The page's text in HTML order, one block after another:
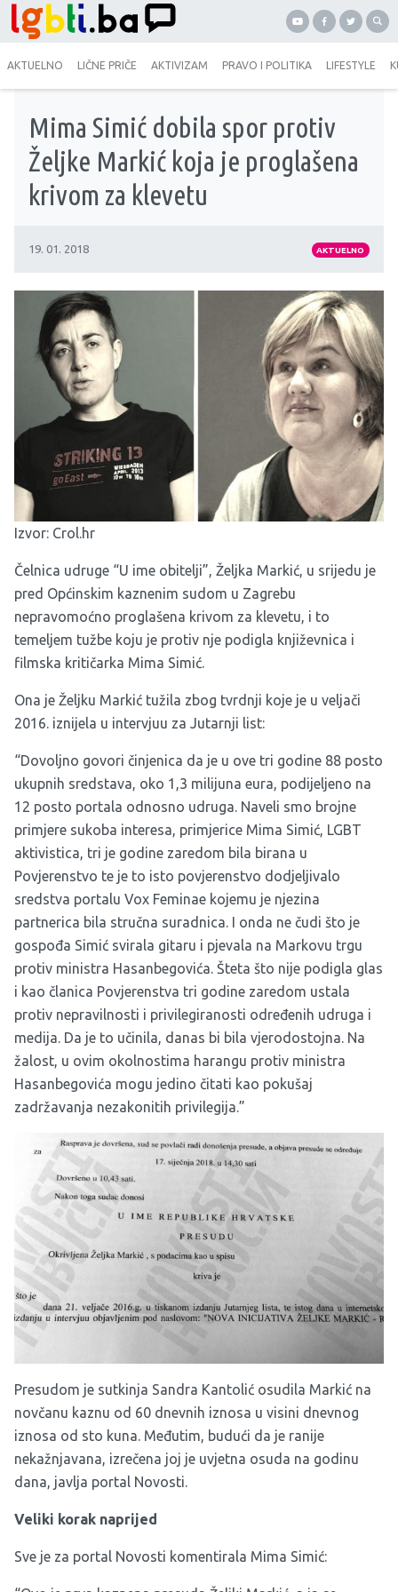
AKTUELNO LIČNE PRIČE AKTIVIZAM PRAVO I POLITIKA LIFESTYLE
Mima Simić dobila spor protiv
Željke Markić koja je proglašena
krivom za klevetu
19. 01. 2018 AKTUELNO
Izvor: Crol.hr
Čelnica udruge “U ime obitelji”, Željka Markić, u srijedu je
pred Općinskim kaznenim sudom u Zagrebu
nepravomoćno proglašena krivom za klevetu, i to
temeljem tužbe koju je protiv nje podigla književnica i
filmska kritičarka Mima Simić.
Ona je Željku Markić tužila zbog tvrdnji koje je u veljači
2016. iznijela u intervjuu za Jutarnji list:
“Dovoljno govori činjenica da je u ove tri godine 88 posto
ukupnih sredstava, oko 1,3 milijuna eura, podijeljeno na
12 posto portala odnosno udruga. Naveli smo brojne
primjere sukoba interesa, primjerice Mima Simić, LGBT
aktivistica, tri je godine zaredom bila birana u
Povjerenstvo te je to isto povjerenstvo dodjeljivalo
sredstva portalu Vox Feminae kojemu je njezina
partnerica bila stručna suradnica. I onda ne čudi što je
gospođa Simić svirala gitaru i pjevala na Markovu trgu
protiv ministra Hasanbegovića. Šteta što nije podigla glas
i kao članica Povjerenstva tri godine zaredom ustala
protiv nepravilnosti i privilegiranosti određenih udruga i
medija. Da je to učinila, danas bi bila vjerodostojna. Na
žalost, u ovim okolnostima harangu protiv ministra
Hasanbegovića mogu jedino čitati kao pokušaj
zadržavanja nezakonitih privilegija.”
Presudom je sutkinja Sandra Kantolić osudila Markić na
novčanu kaznu od 60 dnevnih iznosa u visini dnevnog
iznosa od sto kuna. Međutim, budući da je ranije
nekažnjavana, izrečena joj je uvjetna osuda na godinu
dana, javlja portal Novosti.
Veliki korak naprijed
Sve je za portal Novosti komentirala Mima Simić: